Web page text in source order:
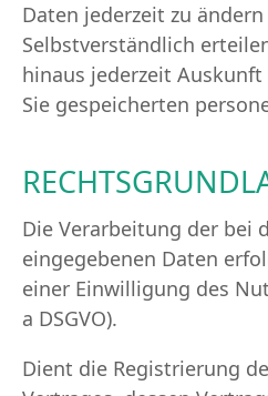
Daten jederzeit zu
Selbstverständlich
hinaus jederzeit
Sie gespeicherten
Die Verarbeitung der bei
eingegebenen Daten
einer Einwilligung des
a DSGVO).
Dient die Registrierung